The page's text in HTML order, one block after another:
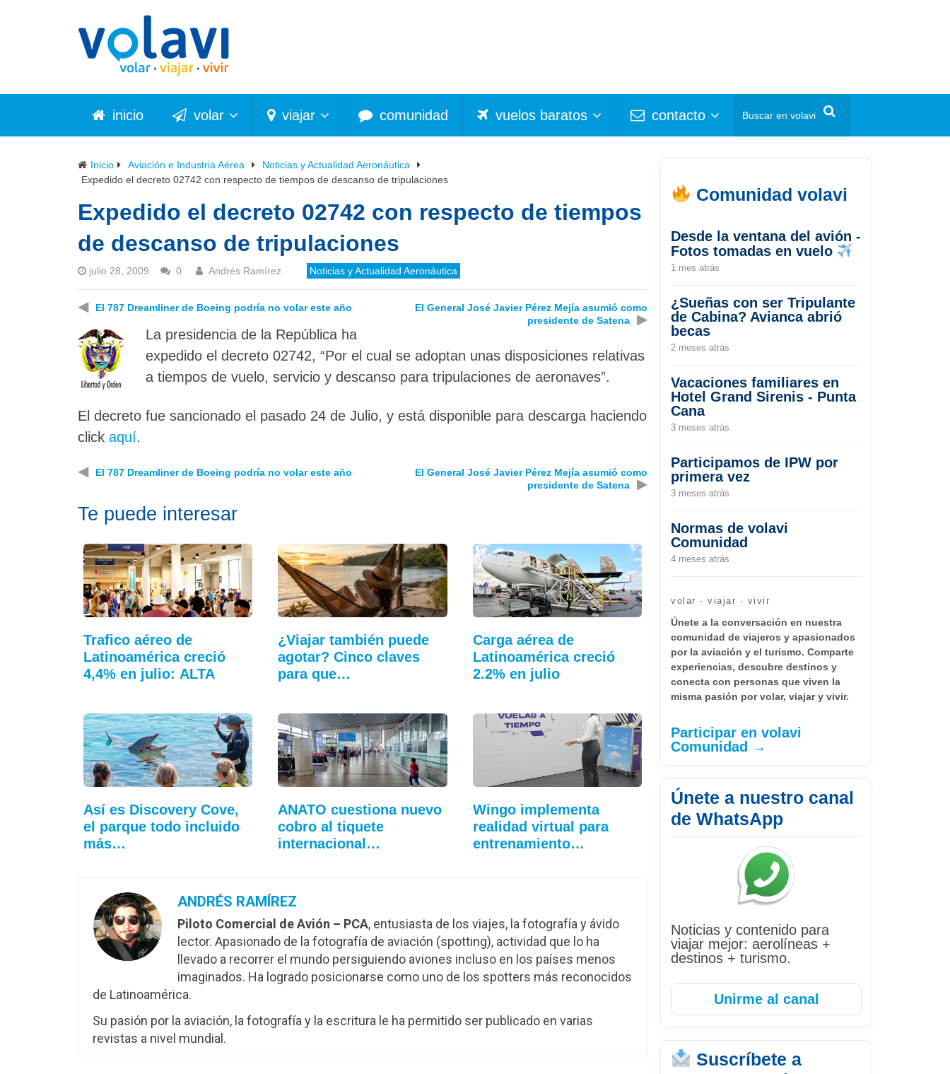
inicio volar viajar comunidad vuelos baratos contacto
Inicio Aviación e Industria Aérea
Noticias y Actualidad Aeronáutica
Expedido el decreto 02742 con respecto de tiempos de descanso de tripulaciones
Expedido el decreto 02742 con respecto de tiempos
de descanso de tripulaciones
julio 28, 2009 0 Andrés Ramírez Noticias y Actualidad Aeronáutica
◀ El 787 Dreamliner de Boeing podría no volar este año
El General José Javier Pérez Mejía asumió como
presidente de Satena
▶
La presidencia de la República ha
expedido el decreto 02742, “Por el cual se adoptan unas disposiciones relativas
a tiempos de vuelo, servicio y descanso para tripulaciones de aeronaves”.
El decreto fue sancionado el pasado 24 de Julio, y está disponible para descarga haciendo
click aquí.
◀ El 787 Dreamliner de Boeing podría no volar este año
El General José Javier Pérez Mejía asumió como
presidente de Satena
▶
Te puede interesar
Trafico aéreo de
Latinoamérica creció
4,4% en julio: ALTA
¿Viajar también puede
agotar? Cinco claves
para que…
Carga aérea de
Latinoamérica creció
2.2% en julio
Así es Discovery Cove,
el parque todo incluido
más…
ANATO cuestiona nuevo
cobro al tiquete
internacional…
Wingo implementa
realidad virtual para
entrenamiento…
ANDRÉS RAMÍREZ
Piloto Comercial de Avión – PCA, entusiasta de los viajes, la fotografía y ávido
lector. Apasionado de la fotografía de aviación (spotting), actividad que lo ha
llevado a recorrer el mundo persiguiendo aviones incluso en los países menos
imaginados. Ha logrado posicionarse como uno de los spotters más reconocidos
de Latinoamérica.
Su pasión por la aviación, la fotografía y la escritura le ha permitido ser publicado en varias
revistas a nivel mundial.
Comunidad volavi
Desde la ventana del avión -
Fotos tomadas en vuelo
1 mes atrás
¿Sueñas con ser Tripulante
de Cabina? Avianca abrió
becas
2 meses atrás
Vacaciones familiares en
Hotel Grand Sirenis - Punta
Cana
3 meses atrás
Participamos de IPW por
primera vez
3 meses atrás
Normas de volavi
Comunidad
4 meses atrás
volar · viajar · vivir
Únete a la conversación en nuestra
comunidad de viajeros y apasionados
por la aviación y el turismo. Comparte
experiencias, descubre destinos y
conecta con personas que viven la
misma pasión por volar, viajar y vivir.
Participar en volavi
Comunidad →
Únete a nuestro canal
de WhatsApp
Noticias y contenido para
viajar mejor: aerolíneas +
destinos + turismo.
Unirme al canal
Suscríbete a